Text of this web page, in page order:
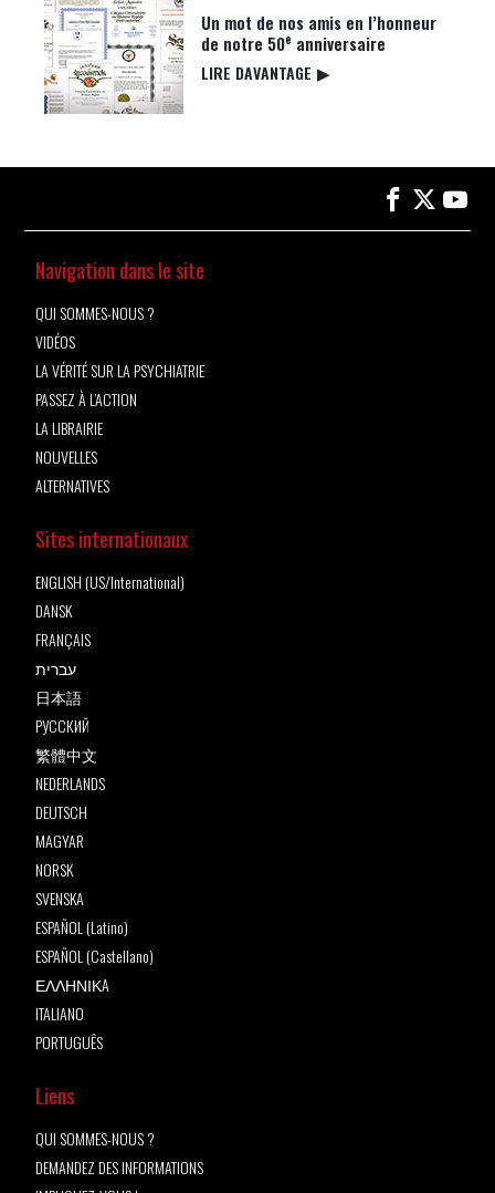
Un mot de nos amis en l’honneur
de notre 50e anniversaire
LIRE DAVANTAGE ▶
Navigation dans le site
QUI SOMMES-NOUS ?
VIDÉOS
LA VÉRITÉ SUR LA PSYCHIATRIE
PASSEZ À L’ACTION
LA LIBRAIRIE
NOUVELLES
ALTERNATIVES
Sites internationaux
ENGLISH (US/International)
DANSK
FRANÇAIS
עברית
日本語
РУССКИЙ
繁體中文
NEDERLANDS
DEUTSCH
MAGYAR
NORSK
SVENSKA
ESPAÑOL (Latino)
ESPAÑOL (Castellano)
ΕΛΛΗΝΙΚA
ITALIANO
PORTUGUÊS
Liens
QUI SOMMES-NOUS ?
DEMANDEZ DES INFORMATIONS